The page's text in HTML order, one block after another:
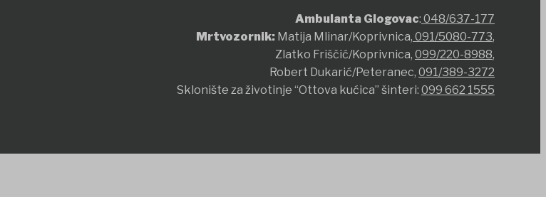
Ambulanta Glogovac: 048/637-177
Mrtvozornik: Matija Mlinar/Koprivnica, 091/5080-773,
Zlatko Friščić/Koprivnica, 099/220-8988,
Robert Dukarić/Peteranec, 091/389-3272
Sklonište za životinje “Ottova kućica” šinteri: 099 662 1555